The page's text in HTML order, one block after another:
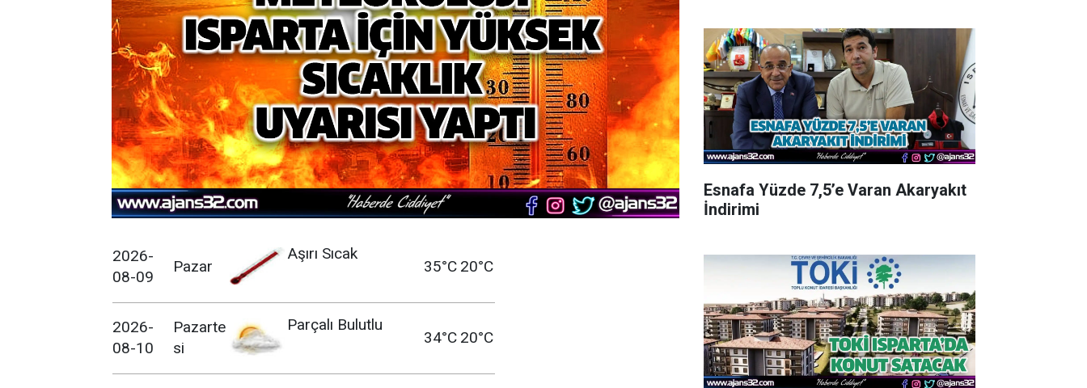
2026-
08-09
Pazar
Aşırı Sıcak
35°C 20°C
2026-
08-10
Pazarte
si
Parçalı Bulutlu
34°C 20°C
Esnafa Yüzde 7,5’e Varan Akaryakıt
İndirimi